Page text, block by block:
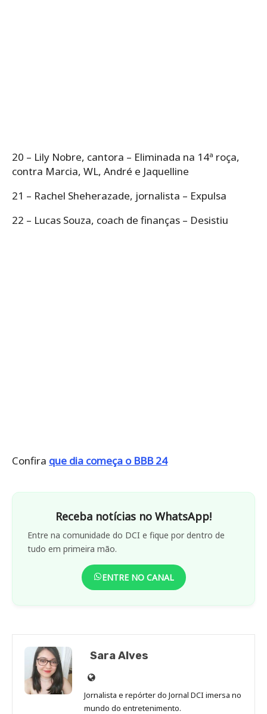
20 – Lily Nobre, cantora – Eliminada na 14ª roça,
contra Marcia, WL, André e Jaquelline
21 – Rachel Sheherazade, jornalista – Expulsa
22 – Lucas Souza, coach de finanças – Desistiu
Confira que dia começa o BBB 24
Receba notícias no WhatsApp!
Entre na comunidade do DCI e fique por dentro de
tudo em primeira mão.
ENTRE NO CANAL
Sara Alves
Site
de
Sara
Jornalista e repórter do Jornal DCI imersa no
mundo do entretenimento.